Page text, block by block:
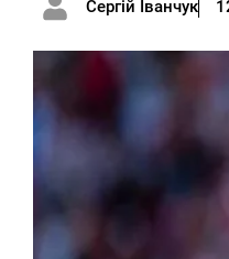
Сергій Іванчук